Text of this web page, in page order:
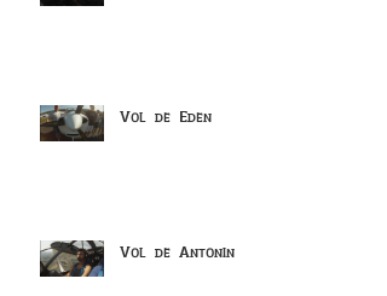
Vol de Eden
Vol de Antonin